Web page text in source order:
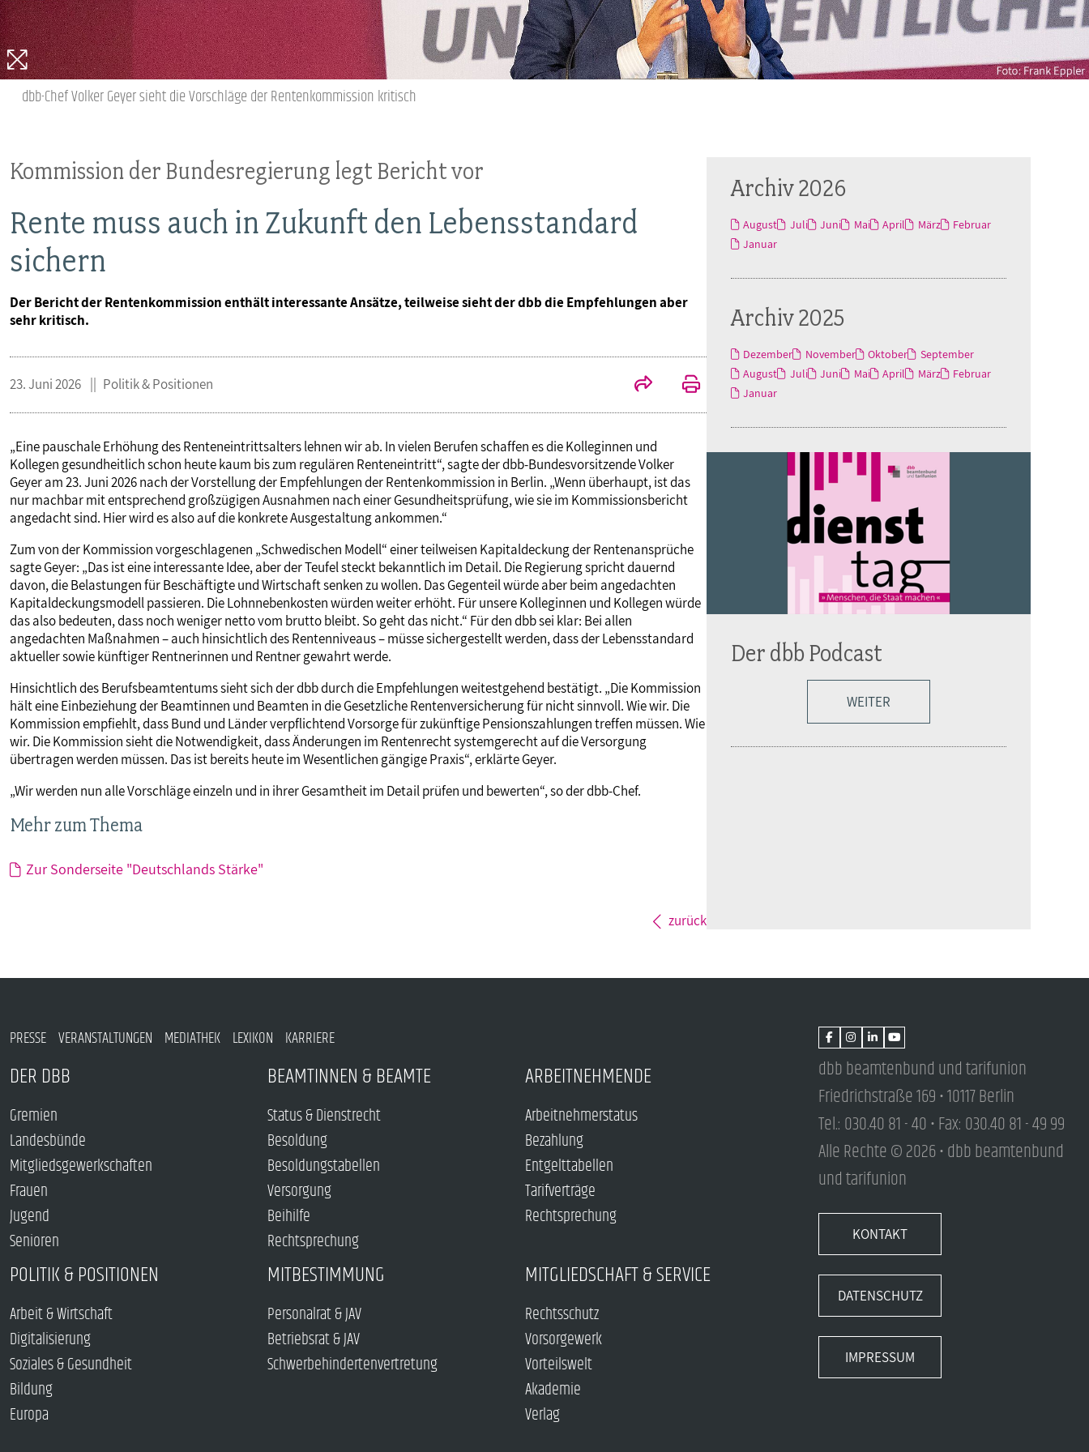
Frauen
Jugend
Versorgung
Beihilfe
Tarifverträge
Rechtsprechung
Bildung
Europa
MITBESTIMMUNG
MITGLIEDSCHAFT & SERVICE
Akademie
Verlag
dbb-Chef Volker Geyer sieht die Vorschläge der Rentenkommission kritisch
Kommission der Bundesregierung legt Bericht vor
Rente muss auch in Zukunft den Lebensstandard
sichern
Der Bericht der Rentenkommission enthält interessante Ansätze, teilweise sieht der dbb die Empfehlungen aber
sehr kritisch.
23. Juni 2026 Politik & Positionen
„Eine pauschale Erhöhung des Renteneintrittsalters lehnen wir ab. In vielen Berufen schaffen es die Kolleginnen und
Kollegen gesundheitlich schon heute kaum bis zum regulären Renteneintritt“, sagte der dbb-Bundesvorsitzende Volker
Geyer am 23. Juni 2026 nach der Vorstellung der Empfehlungen der Rentenkommission in Berlin. „Wenn überhaupt, ist das
nur machbar mit entsprechend großzügigen Ausnahmen nach einer Gesundheitsprüfung, wie sie im Kommissionsbericht
angedacht sind. Hier wird es also auf die konkrete Ausgestaltung ankommen.“
Zum von der Kommission vorgeschlagenen „Schwedischen Modell“ einer teilweisen Kapitaldeckung der Rentenansprüche
sagte Geyer: „Das ist eine interessante Idee, aber der Teufel steckt bekanntlich im Detail. Die Regierung spricht dauernd
davon, die Belastungen für Beschäftigte und Wirtschaft senken zu wollen. Das Gegenteil würde aber beim angedachten
Kapitaldeckungsmodell passieren. Die Lohnnebenkosten würden weiter erhöht. Für unsere Kolleginnen und Kollegen würde
das also bedeuten, dass noch weniger netto vom brutto bleibt. So geht das nicht.“ Für den dbb sei klar: Bei allen
angedachten Maßnahmen – auch hinsichtlich des Rentenniveaus – müsse sichergestellt werden, dass der Lebensstandard
aktueller sowie künftiger Rentnerinnen und Rentner gewahrt werde.
Hinsichtlich des Berufsbeamtentums sieht sich der dbb durch die Empfehlungen weitestgehend bestätigt. „Die Kommission
hält eine Einbeziehung der Beamtinnen und Beamten in die Gesetzliche Rentenversicherung für nicht sinnvoll. Wie wir. Die
Kommission empfiehlt, dass Bund und Länder verpflichtend Vorsorge für zukünftige Pensionszahlungen treffen müssen. Wie
wir. Die Kommission sieht die Notwendigkeit, dass Änderungen im Rentenrecht systemgerecht auf die Versorgung
übertragen werden müssen. Das ist bereits heute im Wesentlichen gängige Praxis“, erklärte Geyer.
„Wir werden nun alle Vorschläge einzeln und in ihrer Gesamtheit im Detail prüfen und bewerten“, so der dbb-Chef.
Mehr zum Thema
Zur Sonderseite "Deutschlands Stärke"
zurück
Archiv 2026
August Juli Juni Mai April März
Februar
Januar
Archiv 2025
Dezember November Oktober
September
August
Juli Juni Mai April März
Februar
Januar
Der dbb Podcast
WEITER
PRESSE VERANSTALTUNGEN MEDIATHEK LEXIKON KARRIERE
DER DBB
Gremien
Landesbünde
Mitgliedsgewerkschaften
Frauen
Jugend
Senioren
BEAMTINNEN & BEAMTE
Status & Dienstrecht
Besoldung
Besoldungstabellen
Versorgung
Beihilfe
Rechtsprechung
ARBEITNEHMENDE
Arbeitnehmerstatus
Bezahlung
Entgelttabellen
Tarifverträge
Rechtsprechung
POLITIK & POSITIONEN
Arbeit & Wirtschaft
Digitalisierung
Soziales & Gesundheit
Bildung
Europa
MITBESTIMMUNG
Personalrat & JAV
Betriebsrat & JAV
Schwerbehindertenvertretung
MITGLIEDSCHAFT & SERVICE
Rechtsschutz
Vorsorgewerk
Vorteilswelt
Akademie
Verlag
dbb beamtenbund und tarifunion
Friedrichstraße 169 • 10117 Berlin
Tel.: 030.40 81 - 40 • Fax: 030.40 81 - 49 99
Alle Rechte © 2026 • dbb beamtenbund
und tarifunion
KONTAKT
DATENSCHUTZ
IMPRESSUM